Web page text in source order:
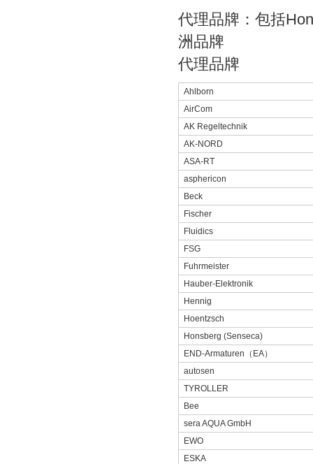
代理品牌：包括
洲品牌
代理品牌
Ahlborn
AirCom
AK Regeltechnik
AK-NORD
ASA-RT
asphericon
Beck
Fischer
Fluidics
FSG
Fuhrmeister
Hauber-Elektronik
Hennig
Hoentzsch
Honsberg (Senseca)
END-Armaturen （ EA）
autosen
TYROLLER
Bee
sera AQUA GmbH
EWO
ESKA